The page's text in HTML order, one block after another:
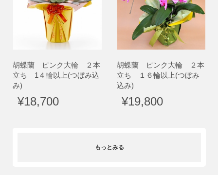
胡蝶蘭 ピンク大輪 ２本
立ち 1４輪以上(つぼみ込
み)
¥18,700
胡蝶蘭 ピンク大輪 ２本
立ち １６輪以上(つぼみ
込み)
¥19,800
もっとみる